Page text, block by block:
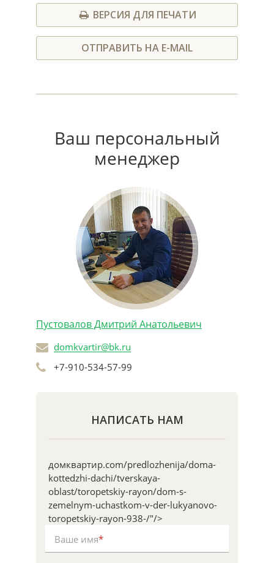
ВЕРСИЯ ДЛЯ ПЕЧАТИ
ОТПРАВИТЬ НА E-MAIL
Ваш персональный
менеджер
Пустовалов Дмитрий Анатольевич
domkvartir@bk.ru
+7-910-534-57-99
НАПИСАТЬ НАМ
домквартир.com/predlozhenija/doma-
kottedzhi-dachi/tverskaya-
oblast/toropetskiy-rayon/dom-s-
zemelnym-uchastkom-v-der-lukyanovo-
toropetskiy-rayon-938-/"/>
Ваше имя*